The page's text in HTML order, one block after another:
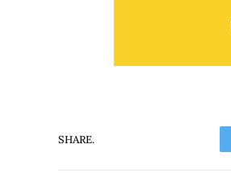
SHARE.